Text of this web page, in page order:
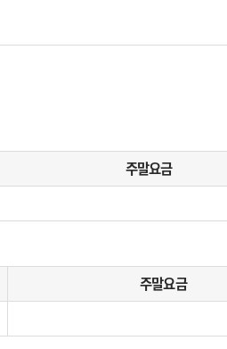
주말요금
주말요금